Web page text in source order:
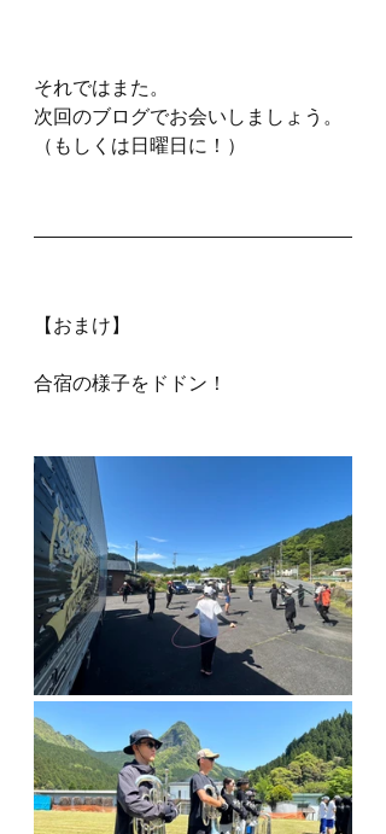
それではまた。
次回のブログでお会いしましょう。
（もしくは日曜日に！）
【おまけ】
合宿の様子をドドン！